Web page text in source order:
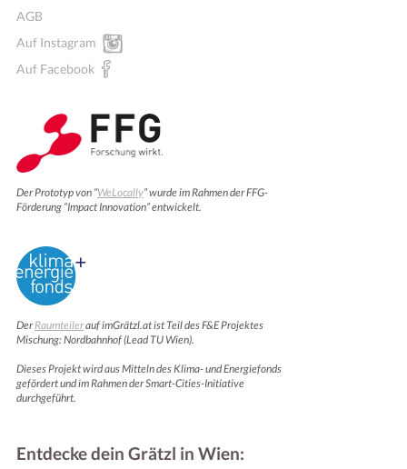
AGB
Auf Instagram
Auf Facebook
Der Prototyp von “WeLocally” wurde im Rahmen der FFG-
Förderung “Impact Innovation” entwickelt.
DerRaumteilerauf imGrätzl.at ist Teil des F&E Projektes
Mischung: Nordbahnhof (Lead TU Wien).
Dieses Projekt wird aus Mitteln des Klima- und Energiefonds
gefördert und im Rahmen der Smart-Cities-Initiative
durchgeführt.
Entdecke dein Grätzl in Wien: